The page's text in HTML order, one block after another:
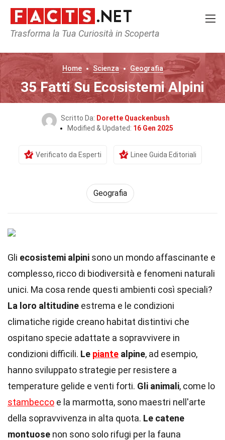
Trasforma la Tua Curiosità in Scoperta
Home Scienza Geografia
35 Fatti Su Ecosistemi Alpini
Scritto Da: Dorette Quackenbush
Modified & Updated: 16 Gen 2025
Verificato da Esperti Linee Guida Editoriali
Geografia
Gli ecosistemi alpini sono un mondo affascinante e
complesso, ricco di biodiversità e fenomeni naturali
unici. Ma cosa rende questi ambienti così speciali?
La loro altitudine estrema e le condizioni
climatiche rigide creano habitat distintivi che
ospitano specie adattate a sopravvivere in
condizioni difficili. Le piante alpine, ad esempio,
hanno sviluppato strategie per resistere a
temperature gelide e venti forti. Gli animali, come lo
stambecco e la marmotta, sono maestri nell'arte
della sopravvivenza in alta quota. Le catene
montuose non sono solo rifugi per la fauna